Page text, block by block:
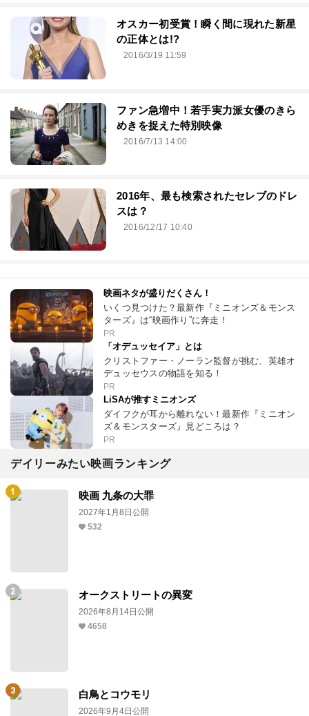
オスカー初受賞！瞬く間に現れた新星
の正体とは!?
2016/3/19 11:59
ファン急増中！若手実力派女優のきら
めきを捉えた特別映像
2016/7/13 14:00
2016年、最も検索されたセレブのドレ
スは？
2016/12/17 10:40
映画ネタが盛りだくさん！
いくつ見つけた？最新作『ミニオンズ＆モンス
ターズ』は“映画作り”に奔走！
PR
「オデュッセイア」とは
クリストファー・ノーラン監督が挑む、英雄オ
デュッセウスの物語を知る！
PR
LiSAが推すミニオンズ
ダイフクが耳から離れない！最新作『ミニオン
ズ＆モンスターズ』見どころは？
PR
デイリーみたい映画ランキング
映画 九条の大罪
2027年1月8日公開
532
オークストリートの異変
2026年8月14日公開
4658
白鳥とコウモリ
2026年9月4日公開